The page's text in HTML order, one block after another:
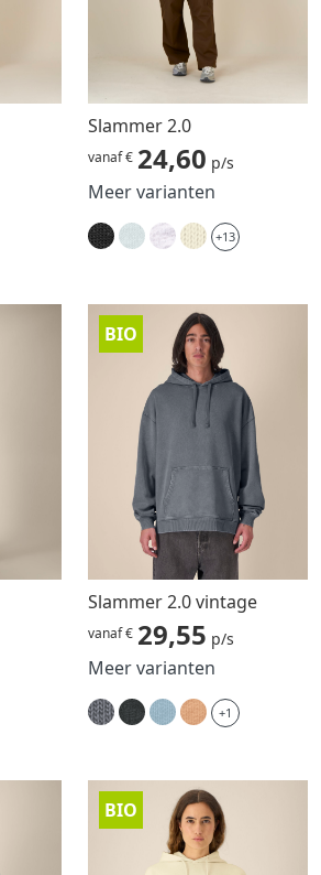
Slammer 2.0
vanaf € 24,60 p/s
Meer varianten
+13
BIO
Slammer 2.0 vintage
vanaf € 29,55 p/s
Meer varianten
+1
BIO